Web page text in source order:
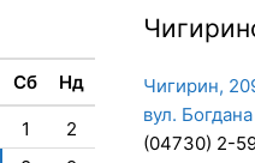
Сб Нд
1
2
Чигирин,
вул.
(04730) 2-